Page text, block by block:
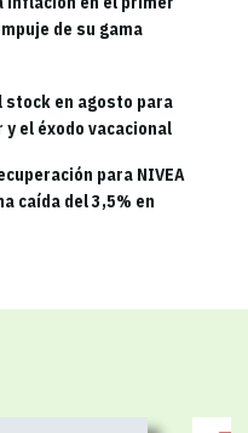
de su gama
stock en agosto para
el éxodo vacacional
para NIVEA
caída del 3,5% en